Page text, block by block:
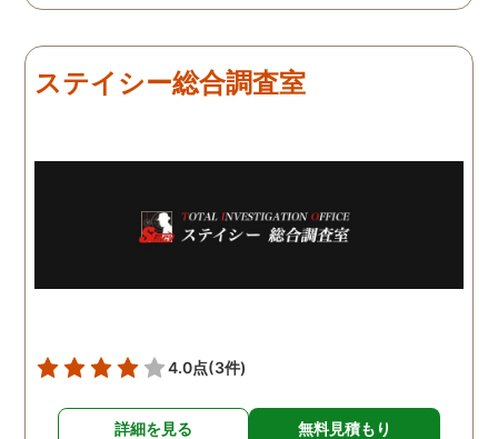
り入れ、細かく打ち合わせ
た。調査を行った日はその
日の報告を入れてくれたり
も助かりました。 報告書や
ケアもしてもらったり色々
さんも紹介していただき
した！ありがとうござい
した！
ステイシー総合調査室
4.0点(3件)
詳細を見る 無料見積もり